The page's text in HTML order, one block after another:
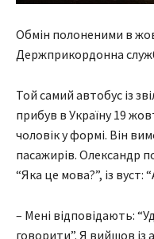
Обмін полоненими в
Держприкордонна
Той самий автобус із
прибув в Україну 19
чоловік у формі. Він
пасажирів. Олександр
“Яка це мова?”, із вуст:
– Мені відповідають:
говорити”. Я вийшов із